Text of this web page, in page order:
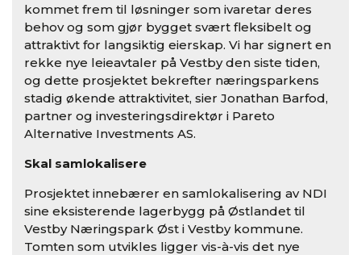
kommet frem til løsninger som ivaretar deres
behov og som gjør bygget svært fleksibelt og
attraktivt for langsiktig eierskap. Vi har signert en
rekke nye leieavtaler på Vestby den siste tiden,
og dette prosjektet bekrefter næringsparkens
stadig økende attraktivitet, sier Jonathan Barfod,
partner og investeringsdirektør i Pareto
Alternative Investments AS.
Skal samlokalisere
Prosjektet innebærer en samlokalisering av NDI
sine eksisterende lagerbygg på Østlandet til
Vestby Næringspark Øst i Vestby kommune.
Tomten som utvikles ligger vis-à-vis det nye